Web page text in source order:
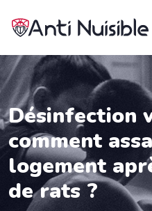
Désinfection
comment
logement
de rats ?